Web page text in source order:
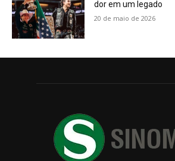
dor em um legado
20 de maio de 2026